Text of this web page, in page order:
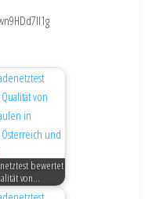
bewertet
von…